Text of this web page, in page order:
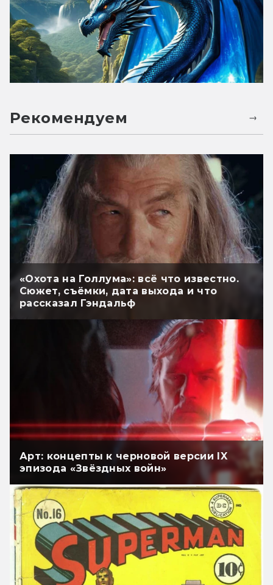
Рекомендуем
«Охота на Голлума»: всё что известно.
Сюжет, съёмки, дата выхода и что
рассказал Гэндальф
Арт: концепты к черновой версии IX
эпизода «Звёздных войн»